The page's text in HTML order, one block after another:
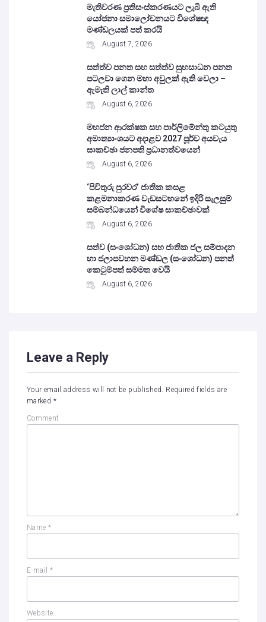
මැතිවරණ ප්‍රතිසංස්කරණයට ලැබී ඇති
යෝජනා සමාලෝචනයට විශේෂඥ
මණ්ඩලයක් පත් කරයි
August 7, 2026
සත්ත්ව පනත සහ සත්ත්ව සුභසාධන පනත
පටලවා ගෙන මහා අවුලක් ඇති වෙලා –
ඇමැති ලාල් කාන්ත
August 6, 2026
මහජන ආරක්ෂක සහ පාර්ලිමේන්තු කටයුතු
අමාත්‍යාංශයට අදාළව 2027 පූර්ව අයවැය
සාකච්ඡා ජනපති ප්‍රධානත්වයෙන්
August 6, 2026
‘පිවිතුරු පුරවර’ ජාතික කසළ
කළමනාකරණ වැඩසටහනේ ඉදිරි සැලසුම්
සම්බන්ධයෙන් විශේෂ සාකච්ඡාවක්
August 6, 2026
සත්ව (සංශෝධන) සහ ජාතික ජල සම්පාදන
හා ජලාපවහන මණ්ඩල (සංශෝධන) පනත්
කෙටුම්පත් සම්මත වෙයි
August 6, 2026
Leave a Reply
Your email address will not be published. Required fields are
marked *
Comment
Name *
E-mail *
Website